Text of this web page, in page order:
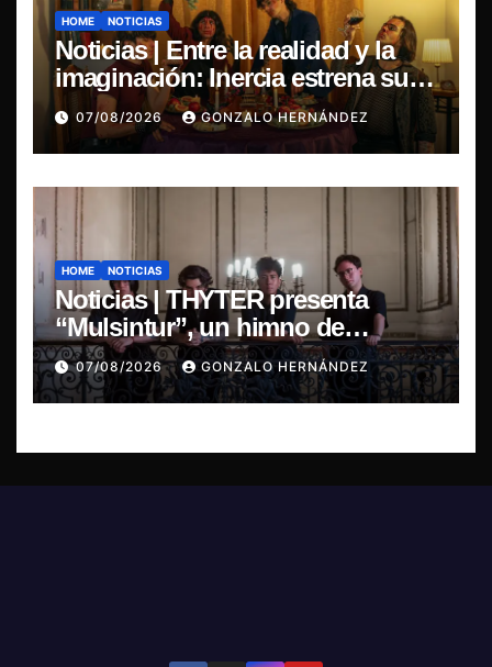
HOME NOTICIAS
Noticias | Entre la realidad y la
imaginación: Inercia estrena su
primer single “Marilina”
07/08/2026 GONZALO HERNÁNDEZ
HOME NOTICIAS
Noticias | THYTER presenta
“Mulsintur”, un himno de
heavy/power metal inspirado en
Tomás Paniri
07/08/2026 GONZALO HERNÁNDEZ